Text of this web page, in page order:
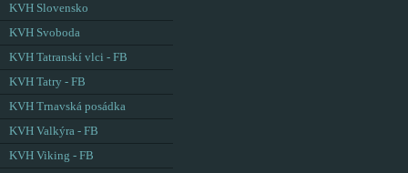
KVH Slovensko
KVH Svoboda
KVH Tatranskí vlci - FB
KVH Tatry - FB
KVH Trnavská posádka
KVH Valkýra - FB
KVH Viking - FB